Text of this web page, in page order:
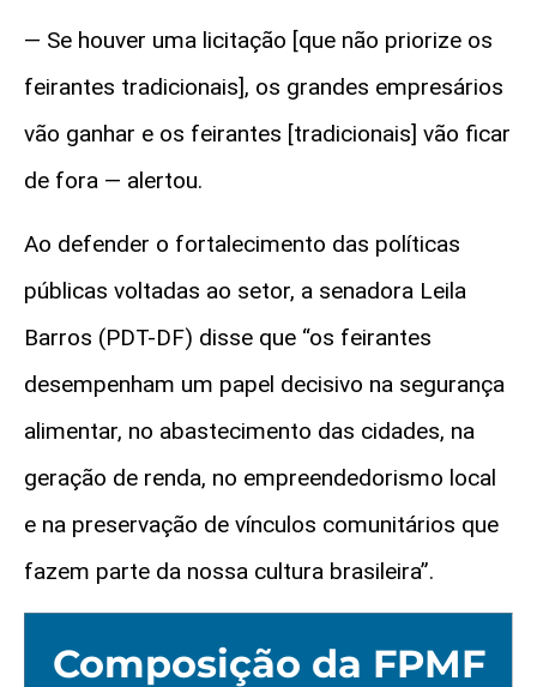
— Se houver uma licitação [que não priorize os
feirantes tradicionais], os grandes empresários
vão ganhar e os feirantes [tradicionais] vão ficar
de fora — alertou.
Ao defender o fortalecimento das políticas
públicas voltadas ao setor, a senadora Leila
Barros (PDT-DF) disse que “os feirantes
desempenham um papel decisivo na segurança
alimentar, no abastecimento das cidades, na
geração de renda, no empreendedorismo local
e na preservação de vínculos comunitários que
fazem parte da nossa cultura brasileira”.
Composição da FPMF